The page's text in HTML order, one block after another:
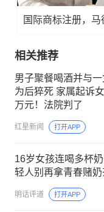
国际商标注册，
相关推荐
男子聚餐喝酒并与
为后猝死 家属起诉
万元！法院判了
红星新闻 打开APP
16岁女孩连喝多杯
轻人别再拿青春赌奶
明话评道 打开APP